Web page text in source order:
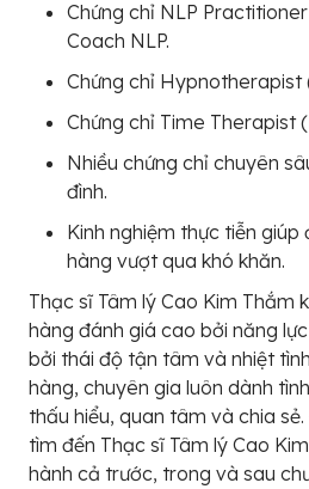
Chứng chỉ NLP
Coach NLP.
Chứng chỉ Hypnotherapist
Chứng chỉ Time Therapist
Nhiều chứng chỉ chuyên
đình.
Kinh nghiệm thực tiễn giúp
hàng vượt qua khó khăn.
Thạc sĩ Tâm lý Cao Kim Thắm
hàng đánh giá cao bởi năng
bởi thái độ tận tâm và nhiệt
hàng, chuyên gia luôn dành
thấu hiểu, quan tâm và chia
tìm đến Thạc sĩ Tâm lý Cao
hành cả trước, trong và sau